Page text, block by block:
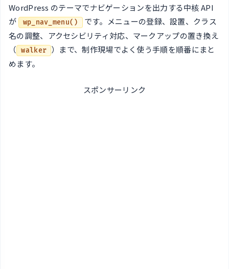
WordPress のテーマでナビゲーションを出力する中核 API
が
wp_nav_menu()
です。メニューの登録、設置、クラス
名の調整、アクセシビリティ対応、マークアップの置き換え
（ walker
）まで、制作現場でよく使う手順を順番にまと
めます。
スポンサーリンク